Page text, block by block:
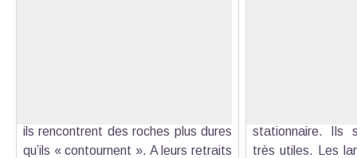
ils rencontrent des roches plus dures
qu’ils « contournent ». A leurs retraits
stationnaire. Ils
très utiles. Les